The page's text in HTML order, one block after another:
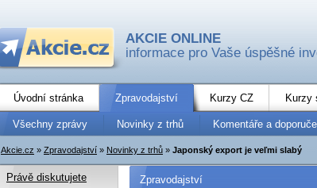
AKCIE ONLINE
informace pro Vaše úspěšné
Úvodní stránka Zpravodajství Kurzy CZ Kurzy
Všechny zprávy Novinky z trhů Komentáře a
Akcie.cz » Zpravodajství » Novinky z trhů » Japonský export je veľmi slabý
Zpravodajství
Právě diskutujete